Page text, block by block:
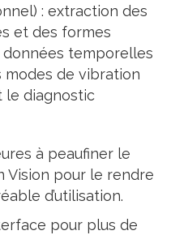
: extraction des
et des formes
temporelles
modes de vibration
le diagnostic
à peaufiner le
Vision pour le rendre
d’utilisation.
pour plus de